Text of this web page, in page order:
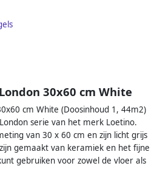
30x60 cm White
cm White (Doosinhoud 1, 44m2)
serie van het merk Loetino.
van 30 x 60 cm en zijn licht grijs
gemaakt van keramiek en het fijne
gebruiken voor zowel de vloer als